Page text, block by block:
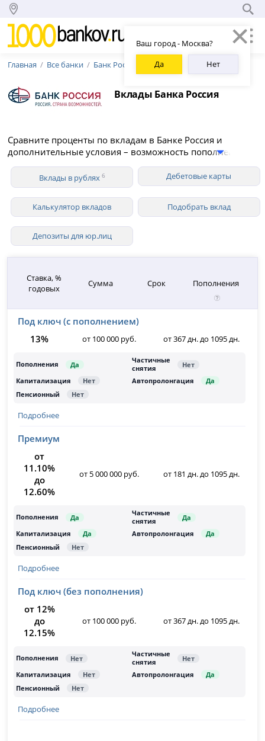
Ваш город - Москва?
Да
Нет
Главная Все банки Банк Россия
Вклады Банка Россия
Сравните проценты по вкладам в Банке Россия и
дополнительные условия – возможность пополнения и
снятия средств, капитализация, вклады для
пенсионеров. В 2026 году Банк Россия предлагает 6
вкладов для физических лиц в рублях со ставкой до
13.00% годовых.
Вклады в рублях 6 Дебетовые карты
Калькулятор вкладов Подобрать вклад
Депозиты для юр.лиц
Ставка, %
годовых
Сумма Срок Пополнения
Под ключ (с пополнением)
13%
от 100 000 руб. от 367 дн. до 1095 дн.
Подробнее
Премиум
от
11.10%
до
12.60%
от 5 000 000 руб. от 181 дн. до 1095 дн.
Подробнее
Под ключ (без пополнения)
от 12%
до
12.15%
от 100 000 руб. от 367 дн. до 1095 дн.
Подробнее